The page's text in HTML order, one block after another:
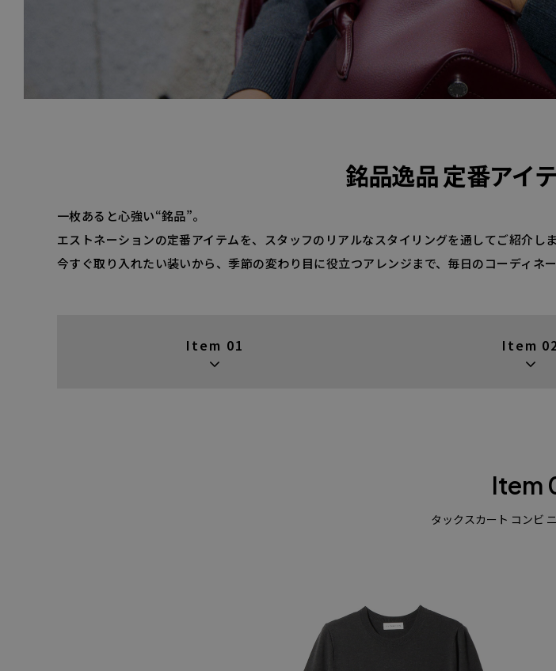
銘品逸品 定番アイ
一枚あると心強い“銘品”。
エストネーションの定番アイテムを、スタッフのリアルなスタイリングを通してご紹介しま
今すぐ取り入れたい装いから、季節の変わり目に役立つアレンジまで、毎日のコーディネ
Item 01 Item
Item
タックスカート コンビ